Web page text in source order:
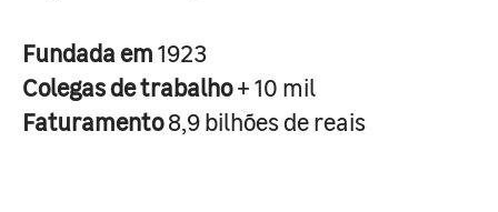
Fundada em1923
Colegas de trabalho+ 10 mil
Faturamento8,9 bilhões de reais